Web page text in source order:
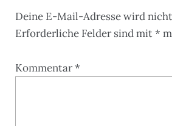
Deine E-Mail-Adresse wird
Erforderliche Felder sind mit*
Kommentar*